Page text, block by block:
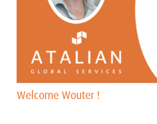
Welcome Wouter !